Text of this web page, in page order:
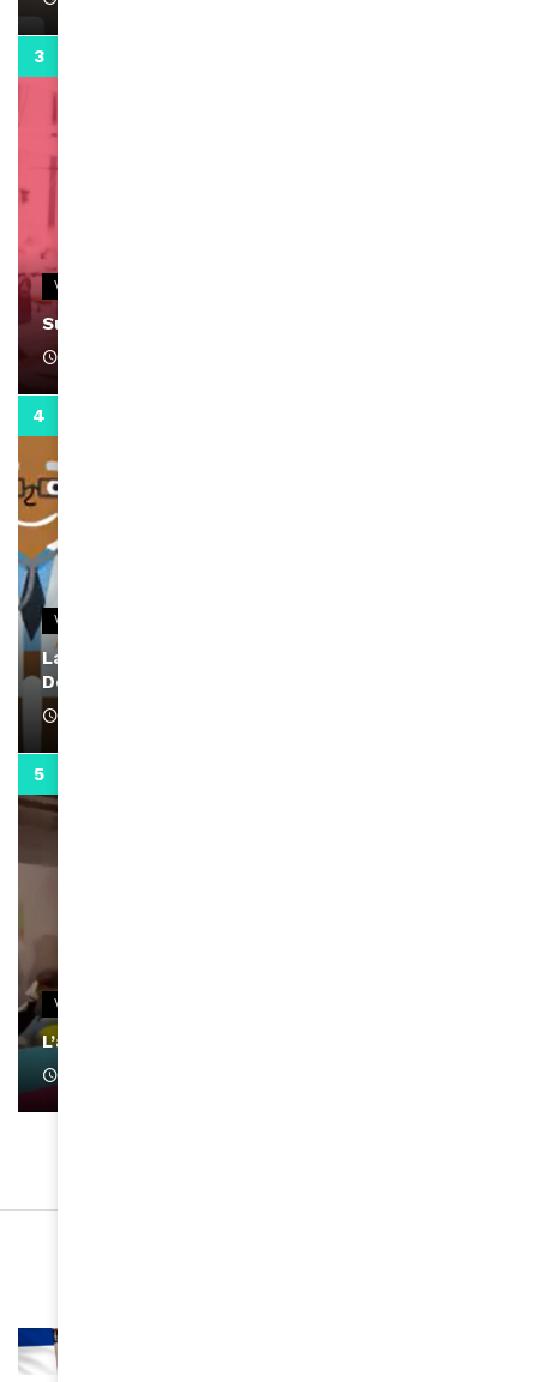
VIDEOS
Support Black Business Wee-kend
VIDEOS
La rubrique santé speciale coronavirus du
Docteur Makanda
VIDEOS
L’artiste Yoan s’exprime